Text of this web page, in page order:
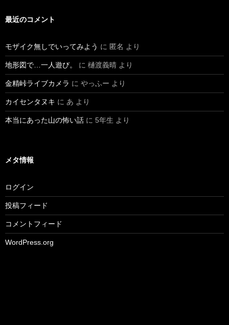
最近のコメント
モザイク無しでいってみよう に 匿名 より
地形図で…一人遊び。 に 樋渡義晴 より
金精峠ライブカメラ に やっふー より
カイセンタヌキ に あ より
本当にあった山の怖い話 に 5年生 より
メタ情報
ログイン
投稿フィード
コメントフィード
WordPress.org